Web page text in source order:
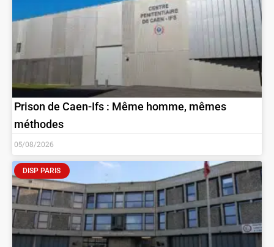
Prison de Caen-Ifs : Même homme, mêmes
méthodes
05/08/2026
DISP PARIS